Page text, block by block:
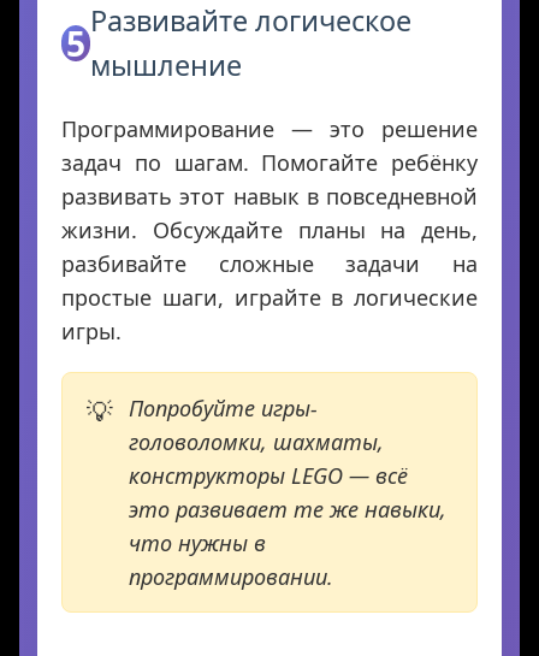
5Развивайте логическое
мышление
Программирование — это решение
задач по шагам. Помогайте ребёнку
развивать этот навык в повседневной
жизни. Обсуждайте планы на день,
разбивайте сложные задачи на
простые шаги, играйте в логические
игры.
Попробуйте игры-
головоломки, шахматы,
конструкторы LEGO — всё
это развивает те же навыки,
что нужны в
программировании.